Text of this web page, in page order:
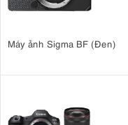
Máy ảnh Sigma BF (Đen)